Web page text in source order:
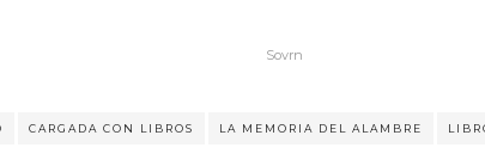
Sovrn
CARGADA CON LIBROS LA MEMORIA DEL ALAMBRE